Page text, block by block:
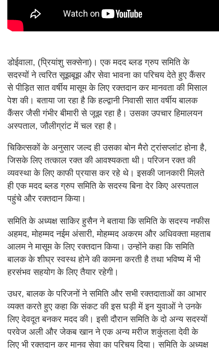
डोईवाला, (प्रियांशु सक्सेना)। एक मदद ब्लड ग्रुप समिति के
सदस्यों ने त्वरित सूझबूझ और सेवा भावना का परिचय देते हुए कैंसर
से पीड़ित सात वर्षीय मासूम के लिए रक्तदान कर मानवता की मिसाल
पेश की। बताया जा रहा है कि हल्द्वानी निवासी सात वर्षीय बालक
कैंसर जैसी गंभीर बीमारी से जूझ रहा है। उसका उपचार हिमालयन
अस्पताल, जौलीग्रांट में चल रहा है।
चिकित्सकों के अनुसार जल्द ही उसका बोन मैरो ट्रांसप्लांट होना है,
जिसके लिए तत्काल रक्त की आवश्यकता थी। परिजन रक्त की
व्यवस्था के लिए काफी प्रयास कर रहे थे। इसकी जानकारी मिलते
ही एक मदद ब्लड ग्रुप समिति के सदस्य बिना देर किए अस्पताल
पहुंचे और रक्तदान किया।
समिति के अध्यक्ष साकिर हुसैन ने बताया कि समिति के सदस्य नफीस
अहमद, मोहम्मद नईम अंसारी, मोहम्मद अकरम और अधिवक्ता महताब
आलम ने मासूम के लिए रक्तदान किया। उन्होंने कहा कि समिति
बालक के शीघ्र स्वस्थ होने की कामना करती है तथा भविष्य में भी
हरसंभव सहयोग के लिए तैयार रहेगी।
उधर, बालक के परिजनों ने समिति और सभी रक्तदाताओं का आभार
व्यक्त करते हुए कहा कि संकट की इस घड़ी में इन युवाओं ने उनके
लिए देवदूत बनकर मदद की। इसी दौरान समिति के दो अन्य सदस्यों
परवेज अली और जेकब खान ने एक अन्य मरीज शकुंतला देवी के
लिए भी रक्तदान कर मानव सेवा का परिचय दिया। समिति के अध्यक्ष